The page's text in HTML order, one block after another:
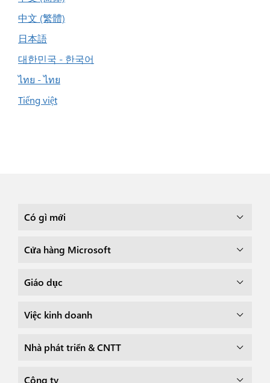
中文 (繁體)
日本語
대한민국 - 한국어
ไทย - ไทย
Tiếng việt
Có gì mới
Cửa hàng Microsoft
Giáo dục
Việc kinh doanh
Nhà phát triển & CNTT
Công ty